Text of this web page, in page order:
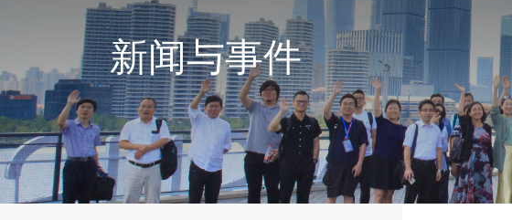
新闻与事件